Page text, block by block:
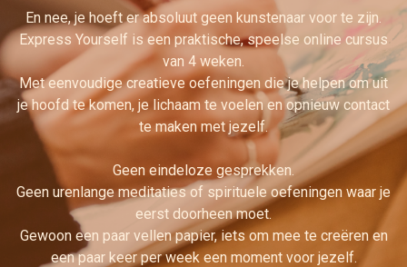
En nee, je hoeft er absoluut geen kunstenaar voor te zijn.
Express Yourself is een praktische, speelse online cursus
van 4 weken.
Met eenvoudige creatieve oefeningen die je helpen om uit
je hoofd te komen, je lichaam te voelen en opnieuw contact
te maken met jezelf.
Geen eindeloze gesprekken.
Geen urenlange meditaties of spirituele oefeningen waar je
eerst doorheen moet.
Gewoon een paar vellen papier, iets om mee te creëren en
een paar keer per week een moment voor jezelf.